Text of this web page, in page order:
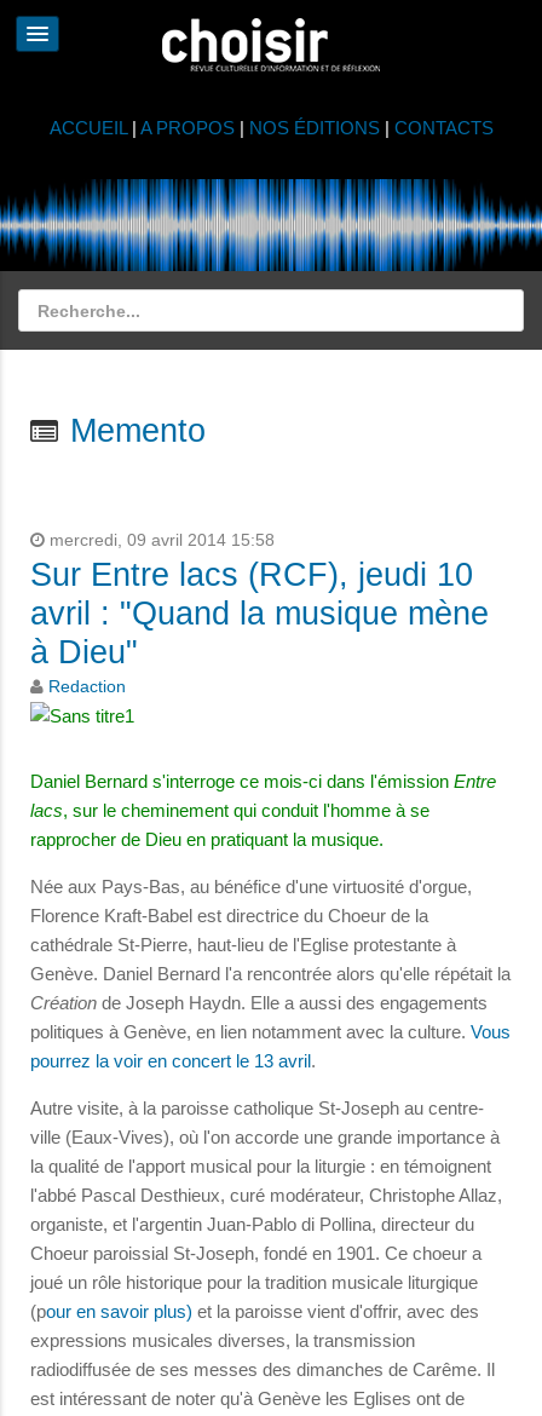
ACCUEIL | A PROPOS| NOS ÉDITIONS| CONTACTS
Memento
mercredi, 09 avril 2014 15:58
Sur Entre lacs (RCF), jeudi 10
avril : "Quand la musique mène
à Dieu"
Redaction
Daniel Bernard s'interroge ce mois-ci dans l'émission Entre
lacs, sur le cheminement qui conduit l'homme à se
rapprocher de Dieu en pratiquant la musique.
Née aux Pays-Bas, au bénéfice d'une virtuosité d'orgue,
Florence Kraft-Babel est directrice du Choeur de la
cathédrale St-Pierre, haut-lieu de l'Eglise protestante à
Genève. Daniel Bernard l'a rencontrée alors qu'elle répétait la
Création de Joseph Haydn. Elle a aussi des engagements
politiques à Genève, en lien notamment avec la culture. Vous
pourrez la voir en concert le 13 avril .
Autre visite, à la paroisse catholique St-Joseph au centre-
ville (Eaux-Vives), où l'on accorde une grande importance à
la qualité de l'apport musical pour la liturgie : en témoignent
l'abbé Pascal Desthieux, curé modérateur, Christophe Allaz,
organiste, et l'argentin Juan-Pablo di Pollina, directeur du
Choeur paroissial St-Joseph, fondé en 1901. Ce choeur a
joué un rôle historique pour la tradition musicale liturgique
(pour en savoir plus) et la paroisse vient d'offrir, avec des
expressions musicales diverses, la transmission
radiodiffusée de ses messes des dimanches de Carême. Il
est intéressant de noter qu'à Genève les Eglises ont de